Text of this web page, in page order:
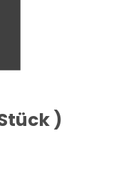
)